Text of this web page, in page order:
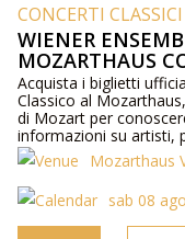
CONCERTI
WIENER
MOZARTHAUS
Acquista i biglietti
Classico al
di Mozart per
informazioni su artisti,
nostro sito web o
Mozarthaus
sab 08